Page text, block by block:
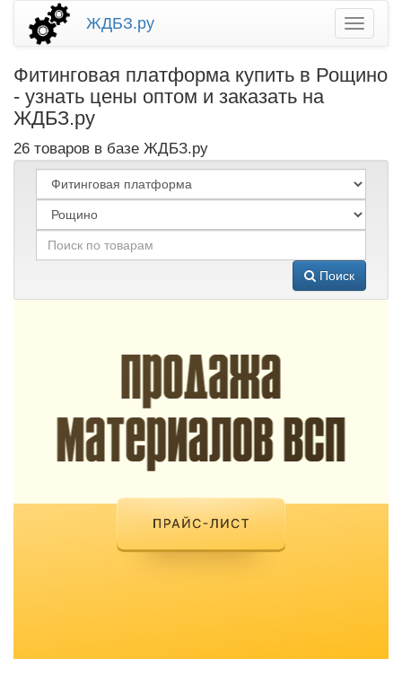
ЖДБЗ.ру
Фитинговая платформа купить в Рощино
- узнать цены оптом и заказать на
ЖДБЗ.ру
26 товаров в базе ЖДБЗ.ру
Поиск